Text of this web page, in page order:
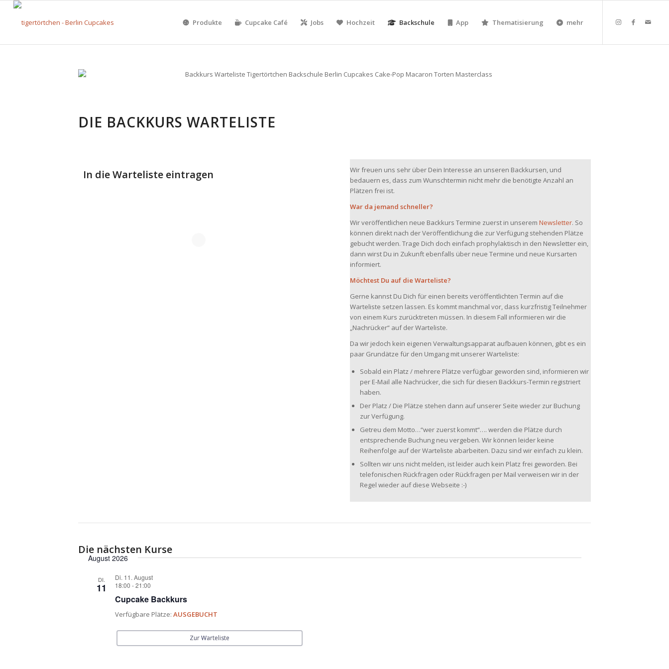
Produkte Cupcake Café Jobs Hochzeit Backschule App Thematisierung mehr
DIE BACKKURS WARTELISTE
In die Warteliste eintragen
Wir freuen uns sehr über Dein Interesse an unseren Backkursen, und
bedauern es, dass zum Wunschtermin nicht mehr die benötigte Anzahl an
Plätzen frei ist.
War da jemand schneller?
Wir veröffentlichen neue Backkurs Termine zuerst in unserem Newsletter. So
können direkt nach der Veröffentlichung die zur Verfügung stehenden Plätze
gebucht werden. Trage Dich doch einfach prophylaktisch in den Newsletter ein,
dann wirst Du in Zukunft ebenfalls über neue Termine und neue Kursarten
informiert.
Möchtest Du auf die Warteliste?
Gerne kannst Du Dich für einen bereits veröffentlichten Termin auf die
Warteliste setzen lassen. Es kommt manchmal vor, dass kurzfristig Teilnehmer
von einem Kurs zurücktreten müssen. In diesem Fall informieren wir die
„Nachrücker“ auf der Warteliste.
Da wir jedoch kein eigenen Verwaltungsapparat aufbauen können, gibt es ein
paar Grundätze für den Umgang mit unserer Warteliste:
Sobald ein Platz / mehrere Plätze verfügbar geworden sind, informieren wir
per E-Mail alle Nachrücker, die sich für diesen Backkurs-Termin registriert
haben.
Der Platz / Die Plätze stehen dann auf unserer Seite wieder zur Buchung
zur Verfügung.
Getreu dem Motto…“wer zuerst kommt“…. werden die Plätze durch
entsprechende Buchung neu vergeben. Wir können leider keine
Reihenfolge auf der Warteliste abarbeiten. Dazu sind wir einfach zu klein.
Sollten wir uns nicht melden, ist leider auch kein Platz frei geworden. Bei
telefonischen Rückfragen oder Rückfragen per Mail verweisen wir in der
Regel wieder auf diese Webseite :-)
Die nächsten Kurse
August 2026
DI.
11
Di. 11. August
18:00 -21:00
Cupcake Backkurs
Verfügbare Plätze: AUSGEBUCHT
Zur Warteliste